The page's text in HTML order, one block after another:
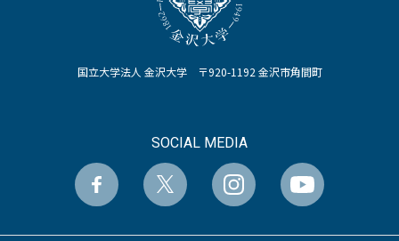
国立大学法人 金沢大学 〒920-1192 金沢市角間町
SOCIAL MEDIA